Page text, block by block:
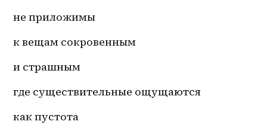
не приложимы
к вещам сокровенным
и страшным
где существительные ощущаются
как пустота